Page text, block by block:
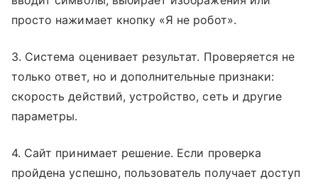
просто нажимает кнопку «Я не робот».
3. Система оценивает результат. Проверяется не
только ответ, но и дополнительные признаки:
скорость действий, устройство, сеть и другие
параметры.
4. Сайт принимает решение. Если проверка
пройдена успешно, пользователь получает доступ